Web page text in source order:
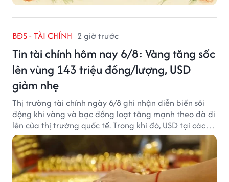
BĐS - TÀI CHÍNH 2 giờ trước
Tin tài chính hôm nay 6/8: Vàng tăng sốc
lên vùng 143 triệu đồng/lượng, USD
giảm nhẹ
Thị trường tài chính ngày 6/8 ghi nhận diễn biến sôi
động khi vàng và bạc đồng loạt tăng mạnh theo đà đi
lên của thị trường quốc tế. Trong khi đó, USD tại các
ngân hàng tiếp tục hạ nhiệt dù tỷ giá trung tâm lập
đỉnh mới.